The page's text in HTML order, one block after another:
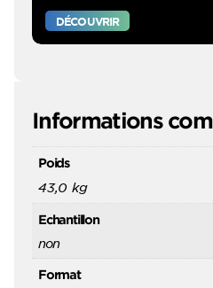
DÉCOUVRIR
Informations
Poids
43,0 kg
Echantillon
non
Format